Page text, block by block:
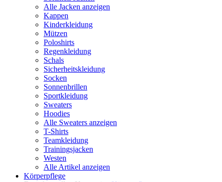
Alle Jacken anzeigen
Kappen
Kinderkleidung
Mützen
Poloshirts
Regenkleidung
Schals
Sicherheitskleidung
Socken
Sonnenbrillen
Sportkleidung
Sweaters
Hoodies
Alle Sweaters anzeigen
T-Shirts
Teamkleidung
Trainingsjacken
Westen
Alle Artikel anzeigen
Körperpflege